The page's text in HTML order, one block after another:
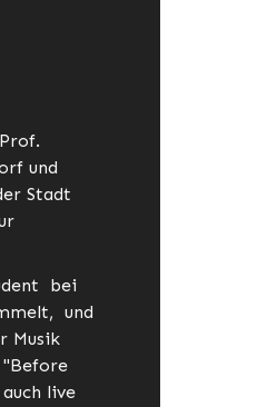
und
Stadt
bei
und
Musik
"Before
live